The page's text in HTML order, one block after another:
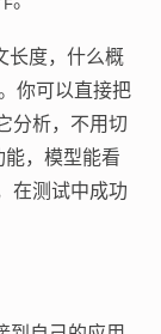
长度，什么概
你可以直接把
分析，不用切
，模型能看
在测试中成功